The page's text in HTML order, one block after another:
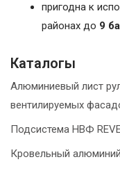
пригодна к
районах до 9
Каталогы
Алюминиевый лист
вентилируемых
Подсистема НВФ
Кровельный